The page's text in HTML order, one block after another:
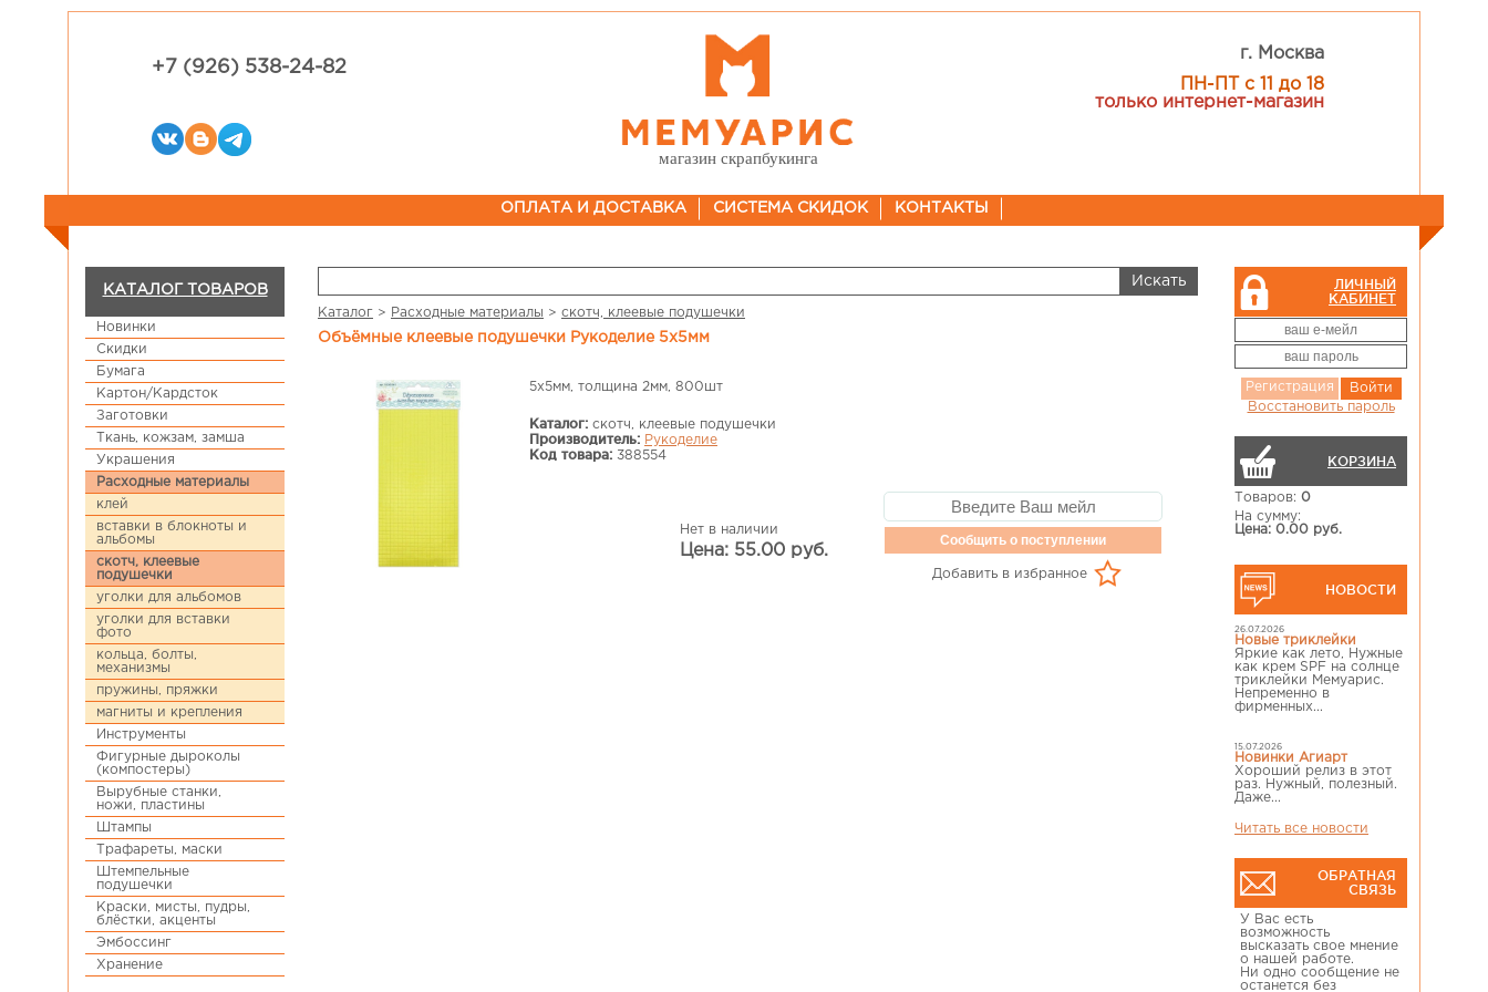
+7 (926) 538-24-82
магазин скрапбукинга
г. Москва
ПН-ПТ с 11 до 18
только интернет-магазин
ОПЛАТА И ДОСТАВКА СИСТЕМА СКИДОК КОНТАКТЫ
КАТАЛОГ ТОВАРОВ
Новинки
Скидки
Бумага
Картон/Кардсток
Заготовки
Ткань, кожзам, замша
Украшения
Расходные материалы
клей
вставки в блокноты и
альбомы
скотч, клеевые
подушечки
уголки для альбомов
уголки для вставки
фото
кольца, болты,
механизмы
пружины, пряжки
магниты и крепления
Инструменты
Фигурные дыроколы
(компостеры)
Вырубные станки,
ножи, пластины
Штампы
Трафареты, маски
Штемпельные
подушечки
Краски, мисты, пудры,
блёстки, акценты
Эмбоссинг
Хранение
ЛИЧНЫЙ
КАБИНЕТ
Регистрация
Войти
Восстановить пароль
КОРЗИНА
Товаров: 0
На сумму:
Цена: 0.00 руб.
НОВОСТИ
26.07.2026
Новые триклейки
Яркие как лето, Нужные
как крем SPF на солнце
триклейки Мемуарис.
Непременно в
фирменных...
15.07.2026
Новинки Агиарт
Хороший релиз в этот
раз. Нужный, полезный.
Даже...
Читать все новости
ОБРАТНАЯ
СВЯЗЬ
У Вас есть
возможность
высказать свое мнение
о нашей работе.
Ни одно сообщение не
останется без
Каталог > Расходные материалы > скотч, клеевые подушечки
Объёмные клеевые подушечки Рукоделие 5х5мм
5х5мм, толщина 2мм, 800шт
Каталог: скотч, клеевые подушечки
Производитель: Рукоделие
Код товара: 388554
Нет в наличии
Цена: 55.00 руб.
Сообщить о поступлении
Добавить в избранное